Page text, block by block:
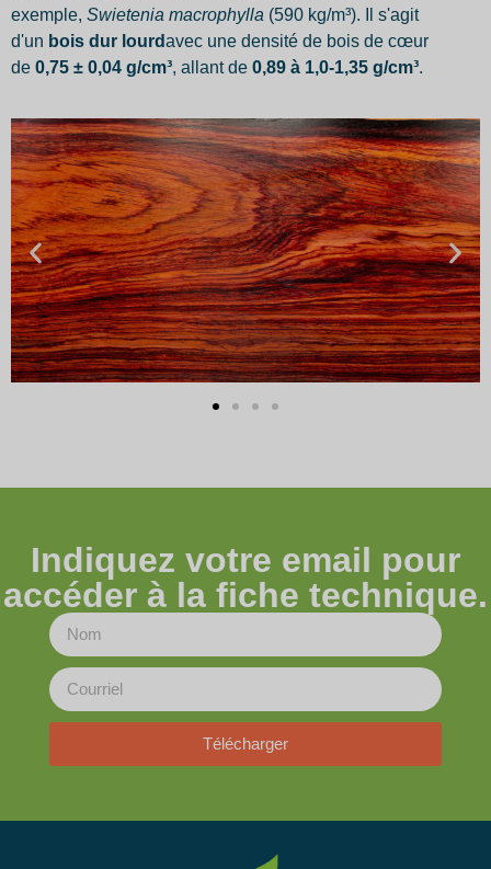
exemple, Swietenia macrophylla (590 kg/m³). Il s'agit
d'un bois dur lourdavec une densité de bois de cœur
de 0,75 ± 0,04 g/cm³, allant de 0,89 à 1,0-1,35 g/cm³.
Indiquez votre email pour
accéder à la fiche technique.
Télécharger